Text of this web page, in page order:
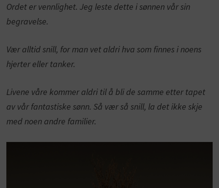
Ordet er vennlighet. Jeg leste dette i sønnen vår sin
begravelse.
Vær alltid snill, for man vet aldri hva som finnes i noens
hjerter eller tanker.
Livene våre kommer aldri til å bli de samme etter tapet
av vår fantastiske sønn. Så vær så snill, la det ikke skje
med noen andre familier.